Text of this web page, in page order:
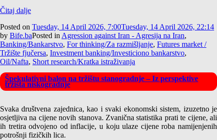
Čitaj dalje
Posted on Tuesday, 14 April 2026, 7:00Tuesday, 14 April 2026, 22:14
by Bife.baPosted in Agression against Iran - Agresija na Iran,
Banking/Bankarstvo, For thinking/Za razmišljanje, Futures market /
Tržište fjučersa, Investment banking/Investiciono bankarstvo,
Oil/Nafta, Short research/Kratka istraživanja
Špekulativni balon na tržištu stanogradnje – Iz perspektive
tržišta niskogradnje
Svaka društvena zajednica, kao i svaki ekonomski sistem, izuzetno je
osjetljiva na cijene novih stanova. Zvanična statistika prati te cijene, ali
ih tretira odvojeno od inflacije, u koju ulaze cijene roba namijenjenih
potrošnji fizičkih lica.